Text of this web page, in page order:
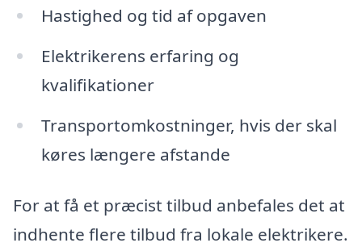
Hastighed og tid af opgaven
Elektrikerens erfaring og
kvalifikationer
Transportomkostninger, hvis der skal
køres længere afstande
For at få et præcist tilbud anbefales det at
indhente flere tilbud fra lokale elektrikere.